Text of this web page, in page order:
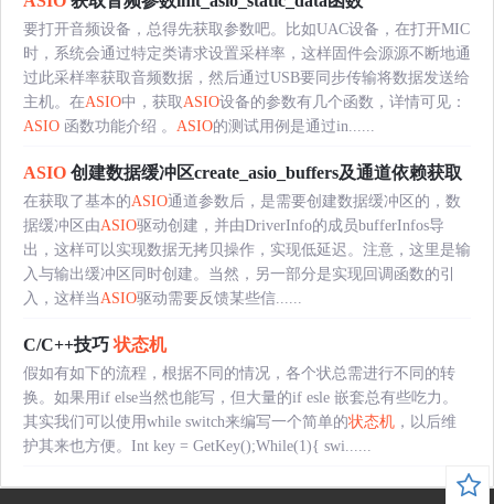
要打开音频设备，总得先获取参数吧。比如UAC设备，在打开MIC
时，系统会通过特定类请求设置采样率，这样固件会源源不断地通
过此采样率获取音频数据，然后通过USB要同步传输将数据发送给
主机。在ASIO中，获取ASIO设备的参数有几个函数，详情可见：
ASIO 函数功能介绍 。 ASIO的测试用例是通过in......
ASIO 创建数据缓冲区create_asio_buffers及通道依赖获取
在获取了基本的ASIO通道参数后，是需要创建数据缓冲区的，数
据缓冲区由ASIO驱动创建，并由DriverInfo的成员bufferInfos导
出，这样可以实现数据无拷贝操作，实现低延迟。注意，这里是输
入与输出缓冲区同时创建。当然，另一部分是实现回调函数的引
入，这样当ASIO驱动需要反馈某些信......
C/C++技巧状态机
假如有如下的流程，根据不同的情况，各个状总需进行不同的转
换。如果用if else当然也能写，但大量的if esle 嵌套总有些吃力。
其实我们可以使用while switch来编写一个简单的状态机 ，以后维
护其来也方便。Int key = GetKey();While(1){ swi......